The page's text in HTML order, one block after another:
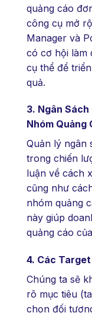
quảng cáo
công cụ mở
Manager và
có cơ hội làm
cụ thể để
quả.
3. Ngân
Nhóm Quảng
Quản lý ngân
trong chiến
luận về cách
cũng như
nhóm quảng
này giúp
quảng cáo
4. Các
Chúng ta sẽ
rõ mục tiêu
chọn đối